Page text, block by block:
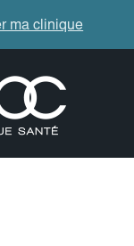
ma clinique